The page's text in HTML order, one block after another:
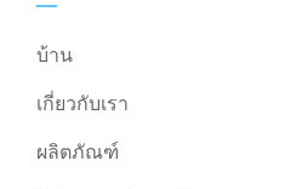
บ้าน
เกี่ยวกับเรา
ผลิตภัณฑ์